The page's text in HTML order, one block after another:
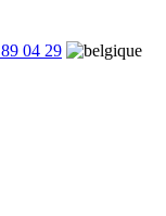
04 29